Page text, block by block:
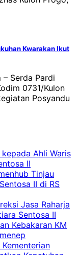
Kwarakan Ikut
– Serda Pardi
0731/Kulon
Posyandu
Ahli Waris
II
Tinjau
II di RS
Jasa Raharja
Sentosa II
Kebakaran KM